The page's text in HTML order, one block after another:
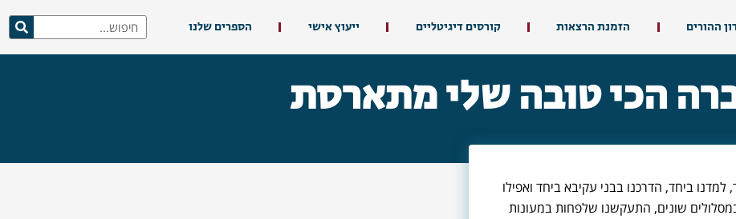
ההורים הזמנת הרצאות קורסים דיגיטליים ייעוץ אישי הספרים שלנו
הכי טובה שלי מתארסת
ביחד, הדרכנו בבני עקיבא ביחד ואפילו
שונים, התעקשנו שלפחות במעונות